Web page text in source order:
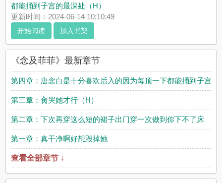
学生文笔看看就好，勿考究。 ...
《念及菲菲》是红枣姜茶精心创作的高辣小说，18PO耽美实时更
新念及菲菲最新章节并且提供无弹窗阅读，书友所发表的念及菲
菲评论，并不代表18PO耽美赞同或者支持念及菲菲读者的观点。
都能捅到子宫的最深处（H）
更新时间：2024-06-14 10:10:49
开始阅读 加入书架
《念及菲菲》最新章节
第四章：唐念白是十分喜欢后入的因为每顶一下都能捅到子宫的
第三章：肏哭她才行（H）
第二章：下次再穿这么短的裙子出门穿一次做到你下不了床
第一章：真干净啊好想毁掉她
查看全部章节 ↓